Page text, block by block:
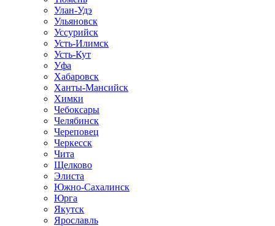
Улан-Удэ
Ульяновск
Уссурийск
Усть-Илимск
Усть-Кут
Уфа
Хабаровск
Ханты-Мансийск
Химки
Чебоксары
Челябинск
Череповец
Черкесск
Чита
Щелково
Элиста
Южно-Сахалинск
Юрга
Якутск
Ярославль